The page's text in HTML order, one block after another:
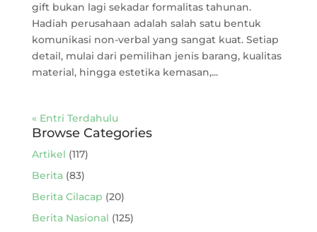
gift bukan lagi sekadar formalitas tahunan.
Hadiah perusahaan adalah salah satu bentuk
komunikasi non-verbal yang sangat kuat. Setiap
detail, mulai dari pemilihan jenis barang, kualitas
material, hingga estetika kemasan,...
« Entri Terdahulu
Browse Categories
Artikel (117)
Berita (83)
Berita Cilacap (20)
Berita Nasional (125)